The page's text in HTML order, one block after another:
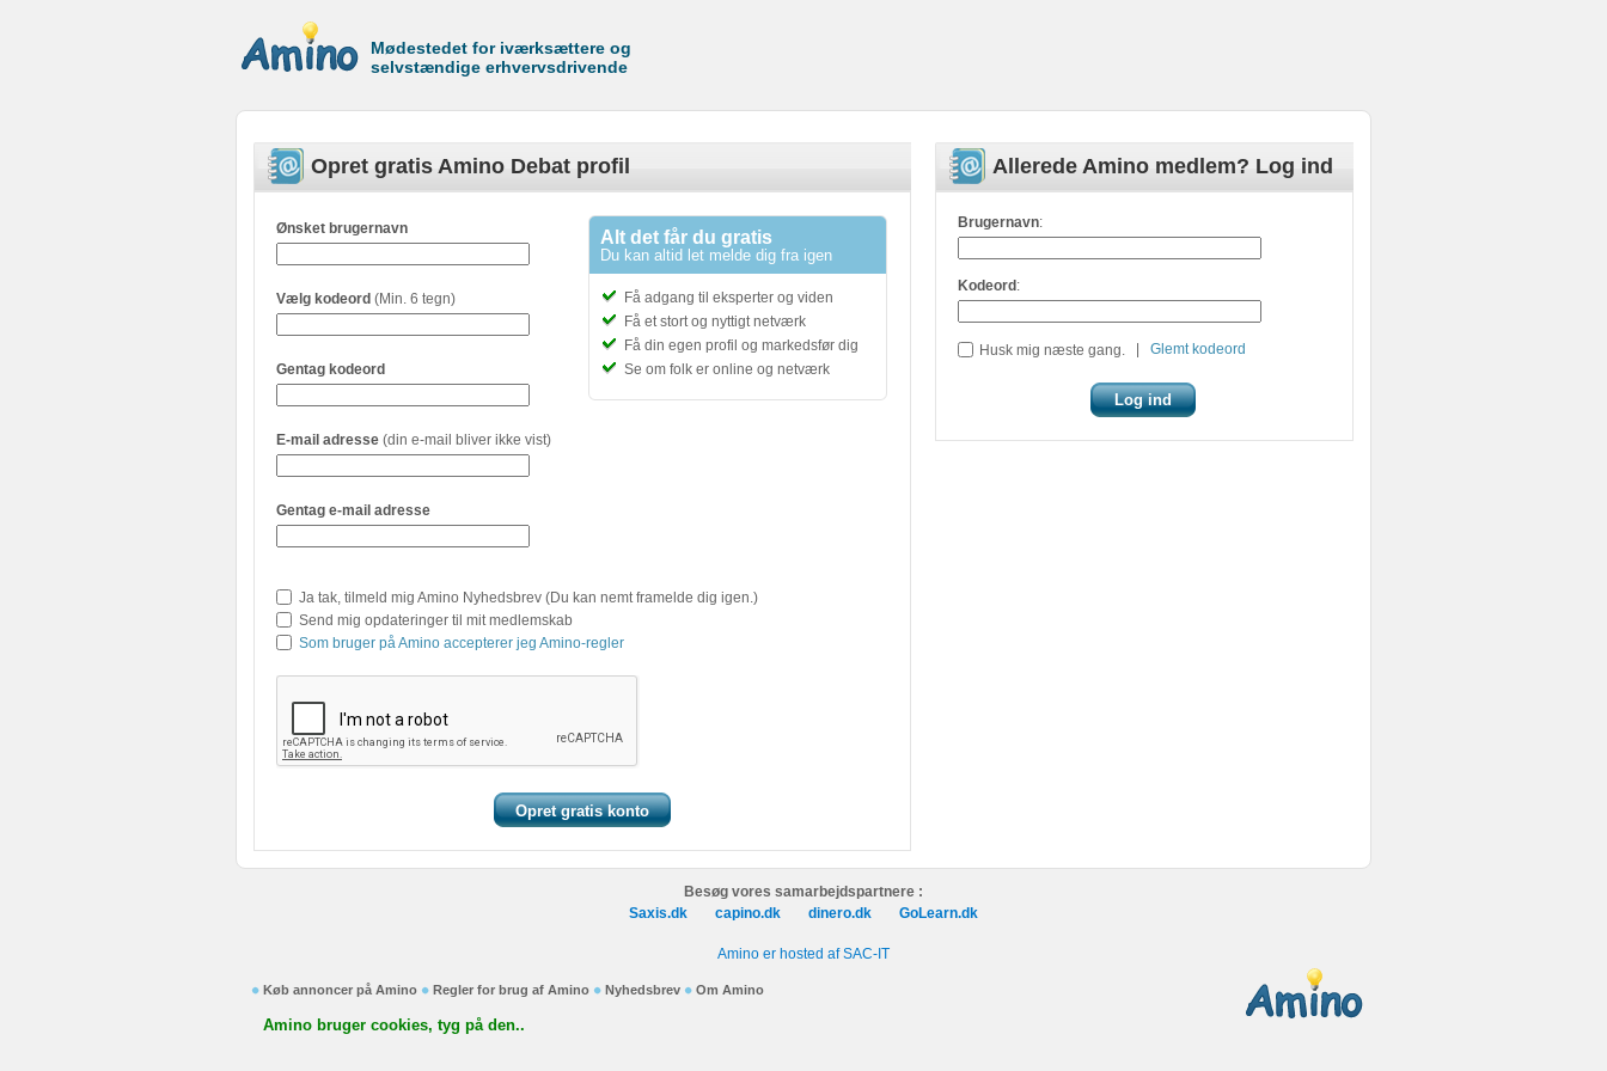
Mødestedet for iværksættere og
selvstændige erhvervsdrivende
Allerede Amino medlem? Log ind
Brugernavn:
Kodeord :
Husk mig næste gang. Glemt kodeord
Opret gratis Amino Debat profil
Alt det får du gratis
Du kan altid let melde dig fra igen
Få adgang til eksperter og viden
Få et stort og nyttigt netværk
Få din egen profil og markedsfør dig
Se om folk er online og netværk
Ønsket brugernavn
Vælg kodeord (Min. 6 tegn)
Gentag kodeord
E-mail adresse (din e-mail bliver ikke vist)
Gentag e-mail adresse
Ja tak, tilmeld mig Amino Nyhedsbrev (Du kan nemt framelde dig igen.)
Send mig opdateringer til mit medlemskab
Som bruger på Amino accepterer jeg Amino-regler
Besøg vores samarbejdspartnere :
Saxis.dk
capino.dk dinero.dk GoLearn.dk
Amino er hosted af SAC-IT
Køb annoncer på Amino Regler for brug af Amino Nyhedsbrev Om Amino
Amino bruger cookies, tyg på den..